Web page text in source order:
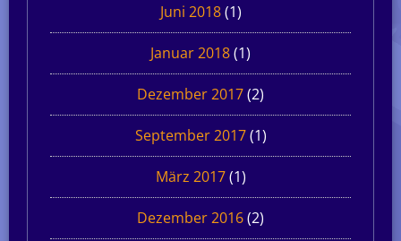
Juni 2018(1)
Januar 2018(1)
Dezember 2017(2)
September 2017(1)
März 2017(1)
Dezember 2016(2)